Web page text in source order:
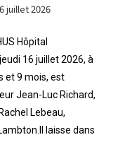
juillet 2026
Hôpital
16 juillet 2026, à
et 9 mois, est
Jean-Luc Richard,
Lebeau,
laisse dans